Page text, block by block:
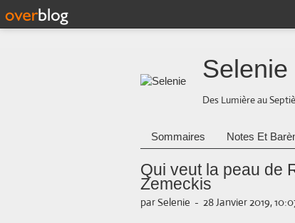
Selenie
Des Lumière au
Sommaires Notes Et
Qui veut la peau de
Zemeckis
par Selenie - 28 Janvier 2019,